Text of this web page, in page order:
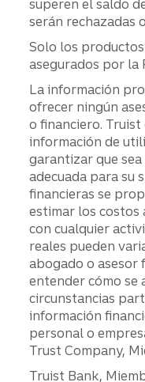
superen el saldo
serán rechazadas
Solo los
asegurados por la
La información
ofrecer ningún
o financiero.
información de
garantizar que
adecuada para su
financieras se
estimar los costos
con cualquier
reales pueden
abogado o asesor
entender cómo se
circunstancias
información
personal o
Trust Company,
Truist Bank,